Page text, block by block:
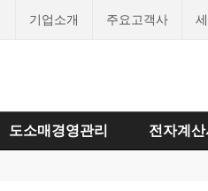
기업소개 주요고객사
도소매경영관리 전자계